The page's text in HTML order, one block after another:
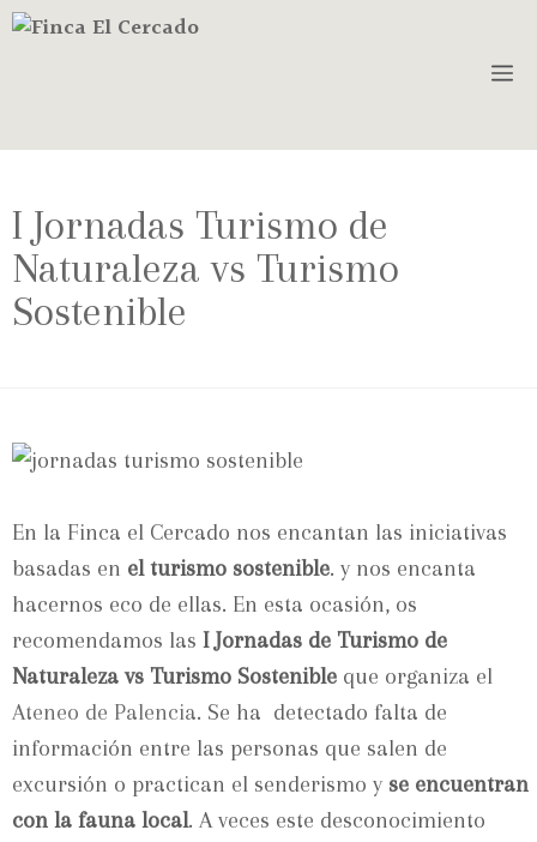
I Jornadas Turismo de
Naturaleza vs Turismo
Sostenible
En la Finca el Cercado nos encantan las iniciativas
basadas en el turismo sostenible. y nos encanta
hacernos eco de ellas. En esta ocasión, os
recomendamos las I Jornadas de Turismo de
Naturaleza vs Turismo Sostenible que organiza el
Ateneo de Palencia. Se ha detectado falta de
información entre las personas que salen de
excursión o practican el senderismo y se encuentran
con la fauna local. A veces este desconocimiento